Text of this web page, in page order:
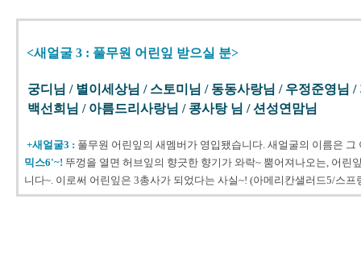
<새얼굴 3 : 풀무원 어린잎 받으실 분>
궁디님 / 별이세상님 / 스토미님 / 동동사랑님 / 우정준영님 /
백선희님 / 아름드리사랑님 / 콩사탕 님 / 션성연맘님
+새얼굴3 : 풀무원 어린잎의 새멤버가 영입됐습니다. 새얼굴의 이름은 그
믹스6'~! 뚜껑을 열면 허브잎의 향긋한 향기가 와락~ 뿜어져나오는, 어린
니다~. 이로써 어린잎은 3총사가 되었다는 사실~! (아메리칸샐러드5/스